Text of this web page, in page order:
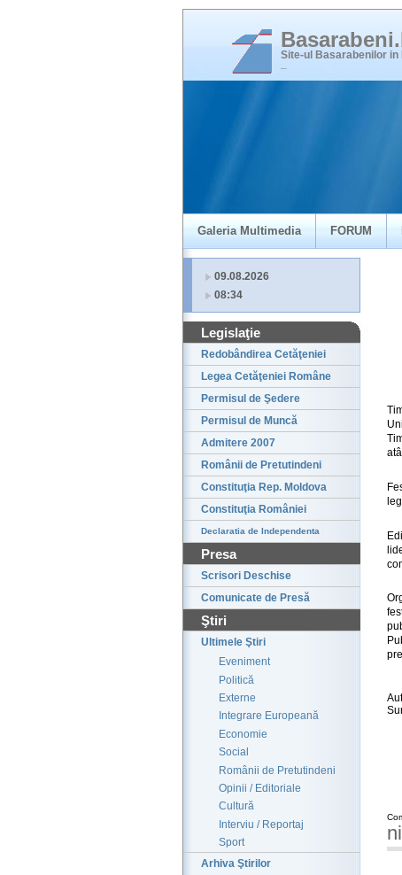
Site-ul Basarabenilor in
Galeria Multimedia FORUM
09.08.2026
08:34
Legislaţie
Redobândirea Cetăţeniei
Legea Cetăţeniei Române
Permisul de Şedere
Permisul de Muncă
Admitere 2007
Românii de Pretutindeni
Constituţia Rep. Moldova
Constituţia României
Declaratia de Independenta
Presa
Scrisori Deschise
Comunicate de Presă
Ştiri
Ultimele Ştiri
Eveniment
Politică
Externe
Integrare Europeană
Economie
Social
Românii de Pretutindeni
Opinii / Editoriale
Cultură
Interviu / Reportaj
Sport
Arhiva Ştirilor